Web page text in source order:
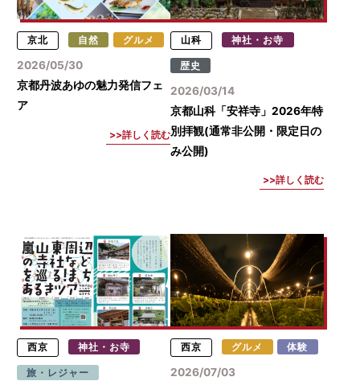
京北 自然 グルメ
2026/05/30
京都丹波あゆの魅力発信フェ
ア
詳しく読む
山科 神社・お寺
歴史
2026/03/14
京都山科「安祥寺」2026年特
別拝観(通常非公開・限定日の
み公開)
詳しく読む
西京 神社・お寺
旅・レジャー
西京 グルメ 体験
2026/07/03